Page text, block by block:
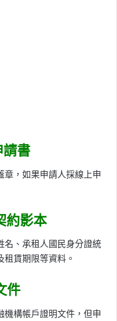
請書
章，如果申請人採線上申
約影本
名、承租人國民身分證統
賃期限等資料。
件
機構帳戶證明文件，但申